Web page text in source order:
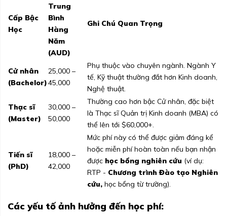
Cấp Bậc
Học
Trung
Bình
Hàng
Năm
(AUD)
Ghi Chú Quan Trọng
Cử nhân
(Bachelor)
25,000 –
45,000
Phụ thuộc vào chuyên ngành. Ngành Y
tế, Kỹ thuật thường đắt hơn Kinh doanh,
Nghệ thuật.
Thạc sĩ
(Master)
30,000 –
50,000
Thường cao hơn bậc Cử nhân, đặc biệt
là Thạc sĩ Quản trị Kinh doanh (MBA) có
thể lên tới $60,000+.
Tiến sĩ
(PhD)
18,000 –
42,000
Mức phí này có thể được giảm đáng kể
hoặc miễn phí hoàn toàn nếu bạn nhận
được học bổng nghiên cứu (ví dụ:
RTP - Chương trình Đào tạo Nghiên
cứu, học bổng từ trường).
Các yếu tố ảnh hưởng đến học phí: